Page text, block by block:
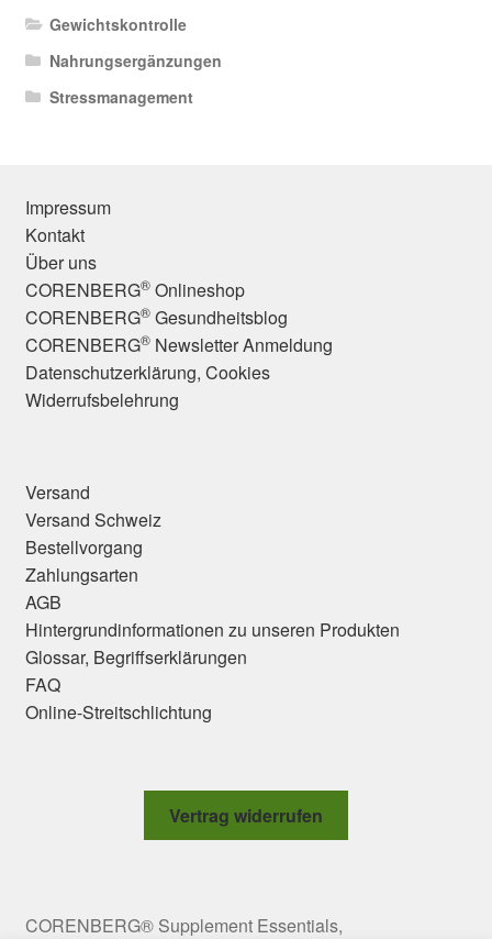
Gewichtskontrolle
Nahrungsergänzungen
Stressmanagement
Impressum
Kontakt
Über uns
CORENBERG®Onlineshop
CORENBERG®Gesundheitsblog
CORENBERG®Newsletter Anmeldung
Datenschutzerklärung, Cookies
Widerrufsbelehrung
Versand
Versand Schweiz
Bestellvorgang
Zahlungsarten
AGB
Hintergrundinformationen zu unseren Produkten
Glossar, Begriffserklärungen
FAQ
Online-Streitschlichtung
Vertrag widerrufen
CORENBERG® Supplement Essentials,